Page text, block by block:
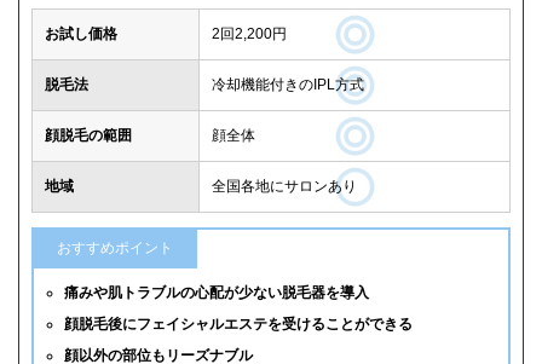
お試し価格 2回2,200円
脱毛法 冷却機能付きのIPL方式
顔脱毛の範囲 顔全体
地域 全国各地にサロンあり
おすすめポイント
痛みや肌トラブルの心配が少ない脱毛器を導入
顔脱毛後にフェイシャルエステを受けることができる
顔以外の部位もリーズナブル